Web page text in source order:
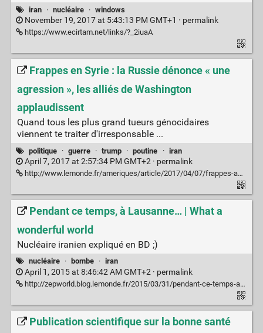
iran · nucléaire · windows
November 19, 2017 at 5:43:13 PM GMT+1 · permalink
https://www.ecirtam.net/links/?_2iuaA
Frappes en Syrie : la Russie dénonce « une
agression », les alliés de Washington
applaudissent
Quand tous les plus grand tueurs génocidaires
viennent te traiter d'irresponsable ...
politique · guerre · trump · poutine · iran
April 7, 2017 at 2:57:34 PM GMT+2 · permalink
http://www.lemonde.fr/ameriques/article/2017/04/07/frappes-americaines-en-syrie-poutine-denonce-une-agression-contre-un-etat-souverain_5107297_3222.html
Pendant ce temps, à Lausanne… | What a
wonderful world
Nucléaire iranien expliqué en BD ;)
nucléaire · bombe · iran
April 1, 2015 at 8:46:42 AM GMT+2 · permalink
http://zepworld.blog.lemonde.fr/2015/03/31/pendant-ce-temps-a-lausanne/
Publication scientifique sur la bonne santé